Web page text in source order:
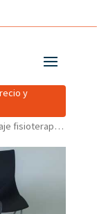
de la magnetoterapia, laser, US y ondas de choque
y